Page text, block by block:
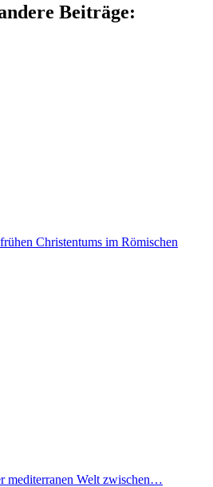
Beiträge:
Christentums im Römischen
mediterranen Welt zwischen…